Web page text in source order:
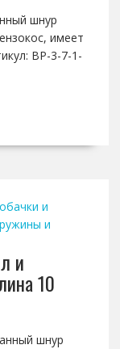
шнур
имеет
BP-3-7-1-
и
и
и
10
шнур